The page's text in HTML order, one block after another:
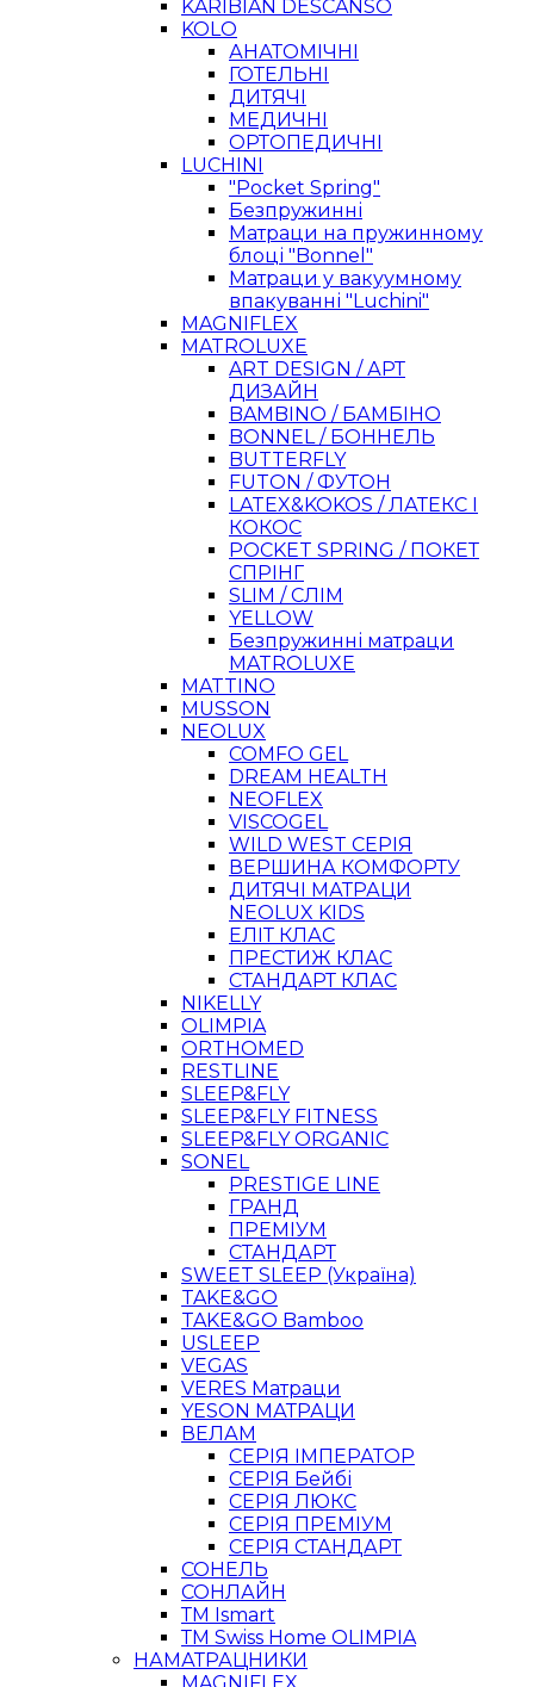
KARIBIAN DESCANSO
KOLO
АНАТОМІЧНІ
ГОТЕЛЬНІ
ДИТЯЧІ
МЕДИЧНІ
ОРТОПЕДИЧНІ
LUCHINI
"Pocket Spring"
Безпружинні
Матраци на пружинному
блоці "Bonnel"
Матраци у вакуумному
впакуванні "Luchini"
MAGNIFLEX
MATROLUXE
ART DESIGN / АРТ
ДИЗАЙН
BAMBINO / БАМБІНО
BONNEL / БОННЕЛЬ
BUTTERFLY
FUTON / ФУТОН
LATEX&KOKOS / ЛАТЕКС І
КОКОС
POCKET SPRING / ПОКЕТ
СПРІНГ
SLIM / СЛІМ
YELLOW
Безпружинні матраци
MATROLUXE
MATTINO
MUSSON
NEOLUX
COMFO GEL
DREAM HEALTH
NEOFLEX
VISCOGEL
WILD WEST СЕРІЯ
ВЕРШИНА КОМФОРТУ
ДИТЯЧІ МАТРАЦИ
NEOLUX KIDS
ЕЛІТ КЛАС
ПРЕСТИЖ КЛАС
СТАНДАРТ КЛАС
NIKELLY
OLIMPIA
ORTHOMED
RESTLINE
SLEEP&FLY
SLEEP&FLY FITNESS
SLEEP&FLY ORGANIC
SONEL
PRESTIGE LINE
ГРАНД
ПРЕМІУМ
СТАНДАРТ
SWEET SLEEP (Україна)
TAKE&GO
TAKE&GO Bamboo
USLEEP
VEGAS
VERES Матраци
YESON МАТРАЦИ
ВЕЛАМ
СЕРІЯ ІМПЕРАТОР
СЕРІЯ Бейбі
СЕРІЯ ЛЮКС
СЕРІЯ ПРЕМІУМ
СЕРІЯ СТАНДАРТ
СОНЕЛЬ
СОНЛАЙН
ТМ Ismart
ТМ Swiss Home OLIMPIA
НАМАТРАЦНИКИ